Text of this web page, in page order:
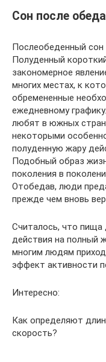
Сон после
Послеобеденный сон
Полуденный
закономерное
многих местах, к
обремененные
ежедневному
любят в южных
некоторыми
полуденную жару
Подобный образ
поколения в
Отобедав, люди
прежде чем вновь
Считалось, что пища
действия на полный
многим людям
эффект активности
Интересно:
Как определяют
скорость?